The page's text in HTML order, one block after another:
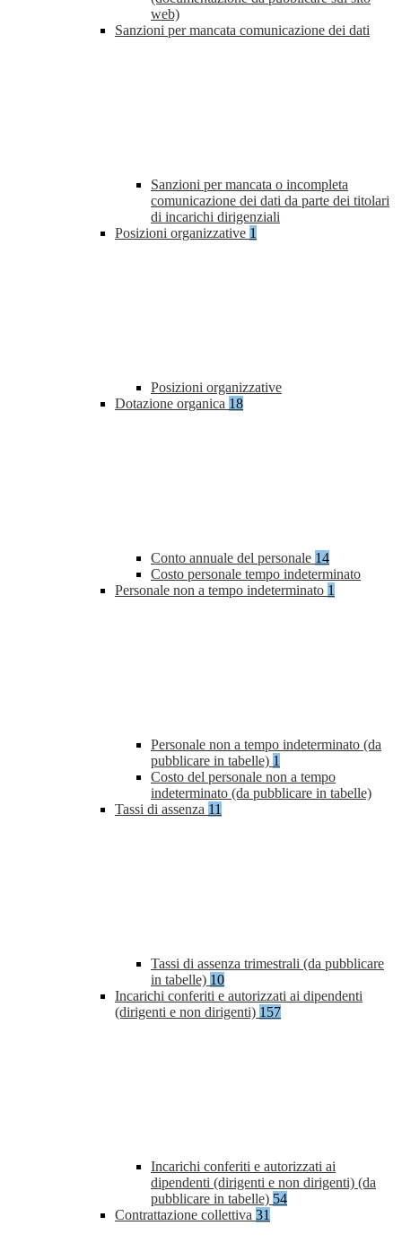
web)
Sanzioni per mancata comunicazione dei dati
Sanzioni per mancata o incompleta
comunicazione dei dati da parte dei titolari
di incarichi dirigenziali
Posizioni organizzative 1
Posizioni organizzative
Dotazione organica 18
Conto annuale del personale 14
Costo personale tempo indeterminato
Personale non a tempo indeterminato 1
Personale non a tempo indeterminato (da
pubblicare in tabelle) 1
Costo del personale non a tempo
indeterminato (da pubblicare in tabelle)
Tassi di assenza 11
Tassi di assenza trimestrali (da pubblicare
in tabelle) 10
Incarichi conferiti e autorizzati ai dipendenti
(dirigenti e non dirigenti) 157
Incarichi conferiti e autorizzati ai
dipendenti (dirigenti e non dirigenti) (da
pubblicare in tabelle) 54
Contrattazione collettiva 31